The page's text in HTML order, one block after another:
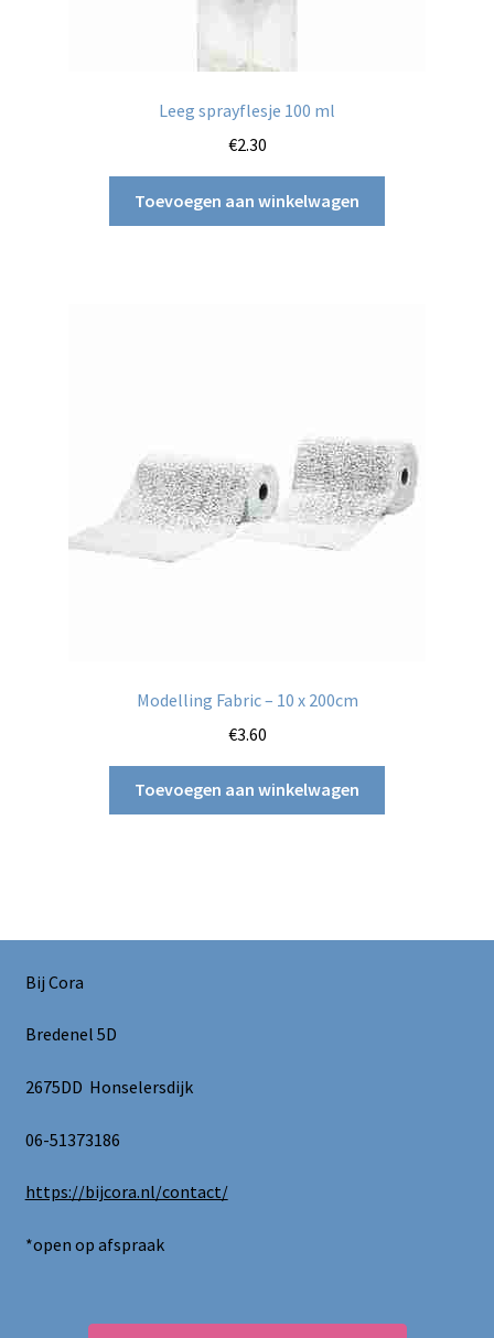
Leeg sprayflesje 100 ml
€2.30
Toevoegen aan winkelwagen
Modelling Fabric – 10 x 200cm
€3.60
Toevoegen aan winkelwagen
Bij Cora
Bredenel 5D
2675DD Honselersdijk
06-51373186
https://bijcora.nl/contact/
*open op afspraak